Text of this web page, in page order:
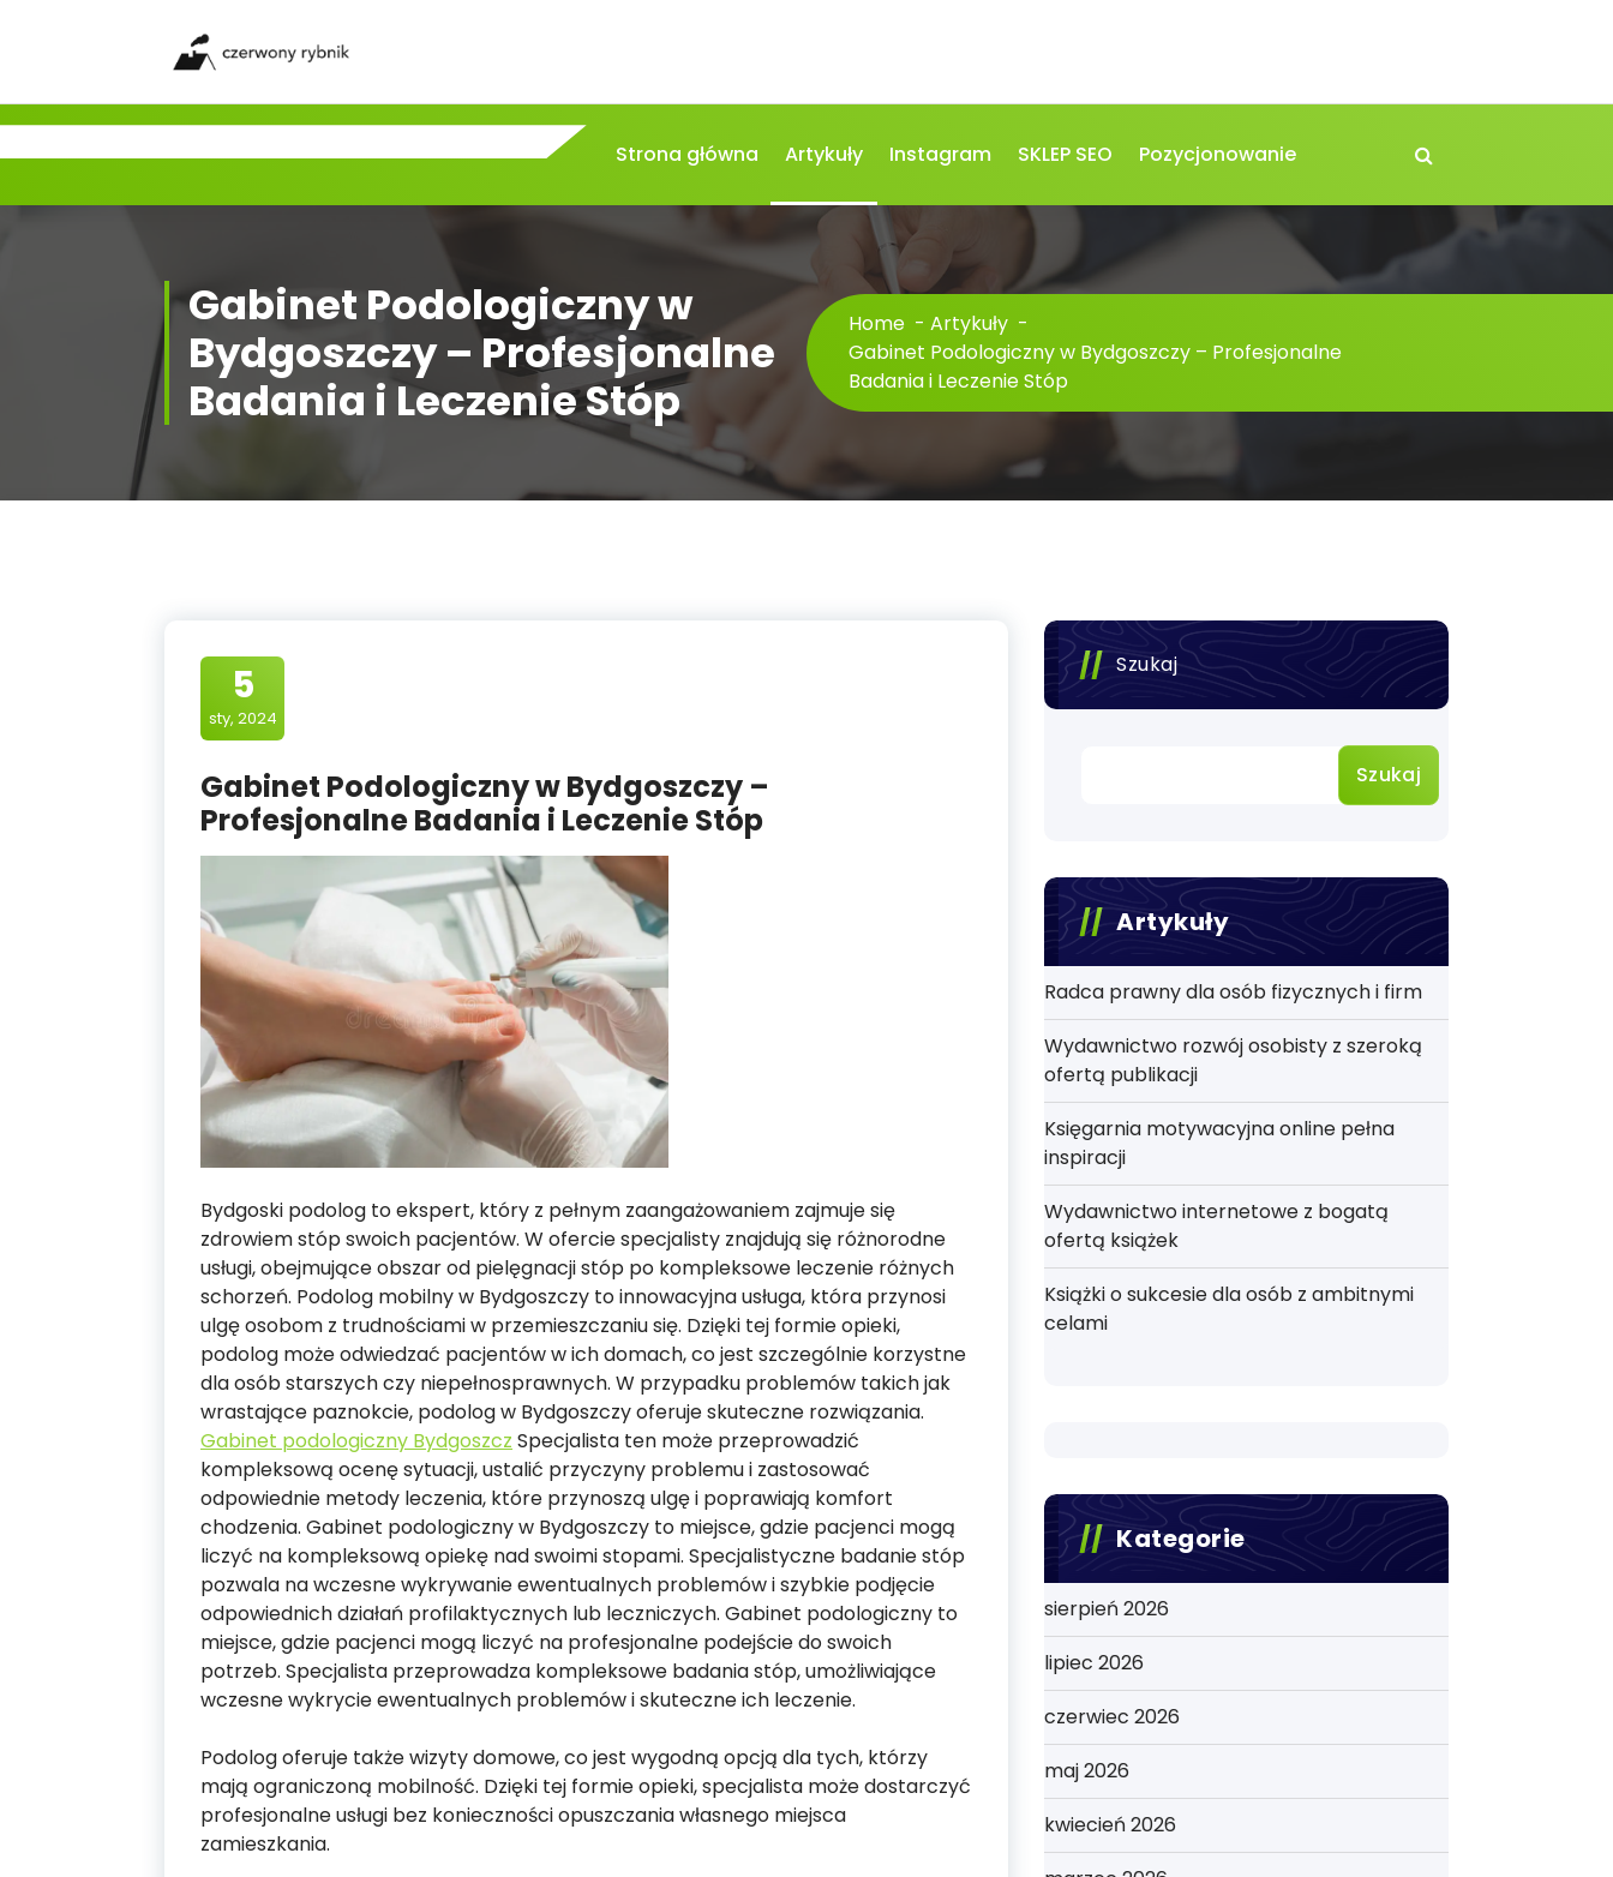
Strona główna Artykuły Instagram SKLEP SEO Pozycjonowanie
Gabinet Podologiczny w
Bydgoszczy – Profesjonalne
Badania i Leczenie Stóp
Home - Artykuły -
Gabinet Podologiczny w Bydgoszczy – Profesjonalne
Badania i Leczenie Stóp
5
sty, 2024
Gabinet Podologiczny w Bydgoszczy –
Profesjonalne Badania i Leczenie Stóp
Bydgoski podolog to ekspert, który z pełnym zaangażowaniem zajmuje się
zdrowiem stóp swoich pacjentów. W ofercie specjalisty znajdują się różnorodne
usługi, obejmujące obszar od pielęgnacji stóp po kompleksowe leczenie różnych
schorzeń. Podolog mobilny w Bydgoszczy to innowacyjna usługa, która przynosi
ulgę osobom z trudnościami w przemieszczaniu się. Dzięki tej formie opieki,
podolog może odwiedzać pacjentów w ich domach, co jest szczególnie korzystne
dla osób starszych czy niepełnosprawnych. W przypadku problemów takich jak
wrastające paznokcie, podolog w Bydgoszczy oferuje skuteczne rozwiązania.
Gabinet podologiczny Bydgoszcz Specjalista ten może przeprowadzić
kompleksową ocenę sytuacji, ustalić przyczyny problemu i zastosować
odpowiednie metody leczenia, które przynoszą ulgę i poprawiają komfort
chodzenia. Gabinet podologiczny w Bydgoszczy to miejsce, gdzie pacjenci mogą
liczyć na kompleksową opiekę nad swoimi stopami. Specjalistyczne badanie stóp
pozwala na wczesne wykrywanie ewentualnych problemów i szybkie podjęcie
odpowiednich działań profilaktycznych lub leczniczych. Gabinet podologiczny to
miejsce, gdzie pacjenci mogą liczyć na profesjonalne podejście do swoich
potrzeb. Specjalista przeprowadza kompleksowe badania stóp, umożliwiające
wczesne wykrycie ewentualnych problemów i skuteczne ich leczenie.
Podolog oferuje także wizyty domowe, co jest wygodną opcją dla tych, którzy
mają ograniczoną mobilność. Dzięki tej formie opieki, specjalista może dostarczyć
profesjonalne usługi bez konieczności opuszczania własnego miejsca
zamieszkania.
Szukaj
Szukaj
Artykuły
Radca prawny dla osób fizycznych i firm
Wydawnictwo rozwój osobisty z szeroką
ofertą publikacji
Księgarnia motywacyjna online pełna
inspiracji
Wydawnictwo internetowe z bogatą
ofertą książek
Książki o sukcesie dla osób z ambitnymi
celami
Kategorie
sierpień 2026
lipiec 2026
czerwiec 2026
maj 2026
kwiecień 2026